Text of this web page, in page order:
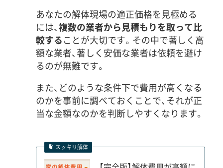
あなたの解体現場の適正価格を見極める
には、複数の業者から見積もりを取って比
較することが大切です。その中で著しく高
額な業者、著しく安価な業者は依頼を避け
るのが無難です。
また、どのような条件下で費用が高くなる
のかを事前に調べておくことで、それが正
当な金額なのかを判断しやすくなります。
スッキリ解体